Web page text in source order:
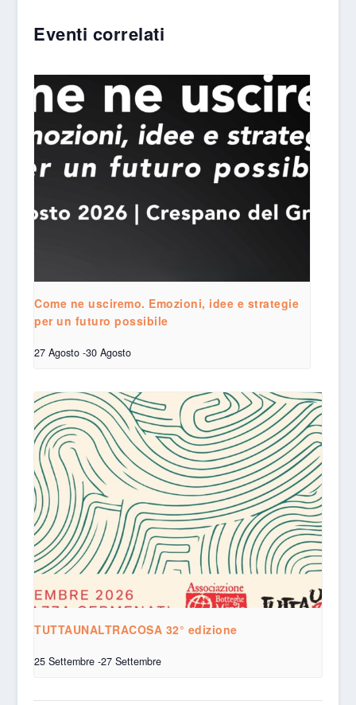
Eventi correlati
Come ne usciremo. Emozioni, idee e strategie
per un futuro possibile
27 Agosto -30 Agosto
TUTTAUNALTRACOSA 32° edizione
25 Settembre -27 Settembre